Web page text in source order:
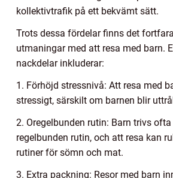
kollektivtrafik på ett bekvämt sätt.
Trots dessa fördelar finns det
utmaningar med att resa med barn.
nackdelar inkluderar:
1. Förhöjd stressnivå: Att resa med
stressigt, särskilt om barnen blir
2. Oregelbunden rutin: Barn trivs
regelbunden rutin, och att resa kan
rutiner för sömn och mat.
3. Extra packning: Resor med barn